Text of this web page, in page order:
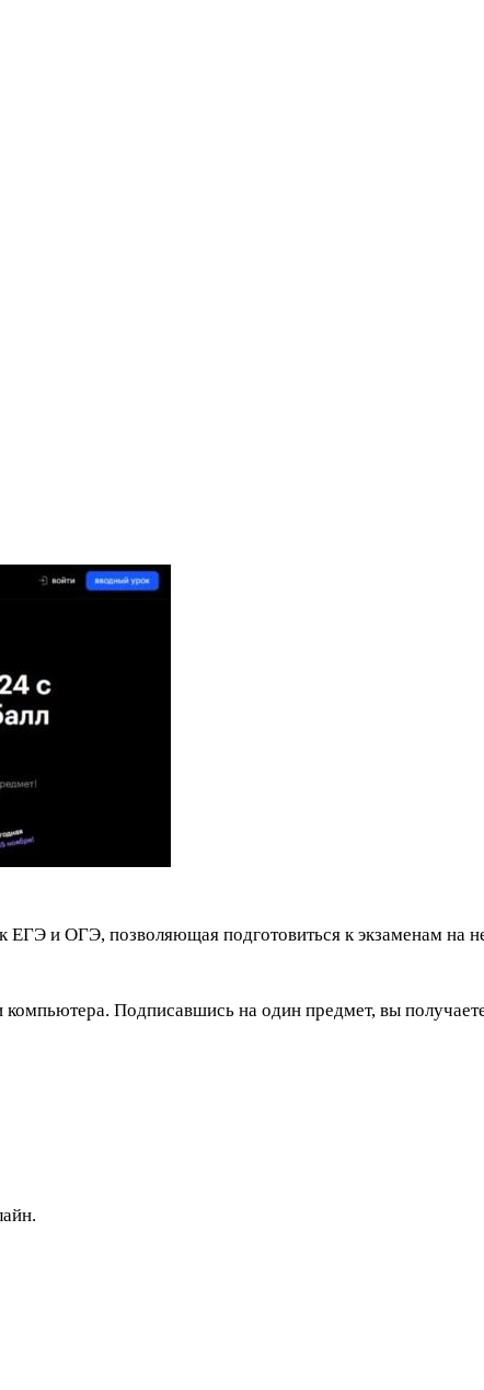
и ОГЭ, позволяющая подготовиться к экзаменам на
компьютера. Подписавшись на один предмет, вы